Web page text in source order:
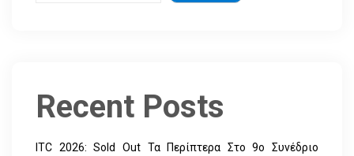
Recent Posts
ITC 2026: Sold Out Τα Περίπτερα Στο 9ο Συνέδριο